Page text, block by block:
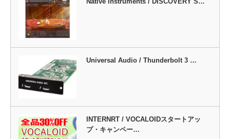
Universal Audio / Thunderbolt 3 …
INTERNRT / VOCALOIDスタートアッ
プ・キャンペー…